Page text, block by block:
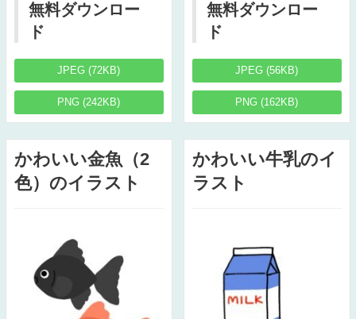
無料ダウンロー
ド
JPEG (72KB)
PNG (242KB)
無料ダウンロー
ド
JPEG (56KB)
PNG (162KB)
かわいい金魚（2
色）のイラスト
かわいい牛乳のイ
ラスト